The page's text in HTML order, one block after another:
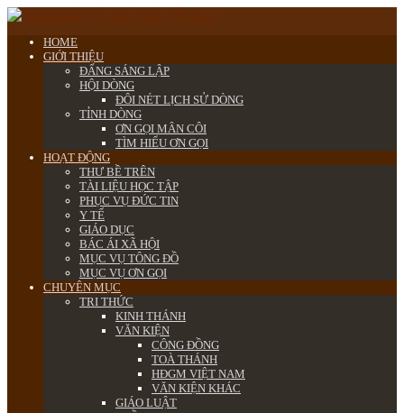
HOME
GIỚI THIỆU
ĐẤNG SÁNG LẬP
HỘI DÒNG
ĐÔI NÉT LỊCH SỬ DÒNG
TỈNH DÒNG
ƠN GỌI MÂN CÔI
TÌM HIỂU ƠN GỌI
HOẠT ĐỘNG
THƯ BỀ TRÊN
TÀI LIỆU HỌC TẬP
PHỤC VỤ ĐỨC TIN
Y TẾ
GIÁO DỤC
BÁC ÁI XÃ HỘI
MỤC VỤ TÔNG ĐỒ
MỤC VỤ ƠN GỌI
CHUYÊN MỤC
TRI THỨC
KINH THÁNH
VĂN KIỆN
CÔNG ĐỒNG
TOÀ THÁNH
HĐGM VIỆT NAM
VĂN KIỆN KHÁC
GIÁO LUẬT